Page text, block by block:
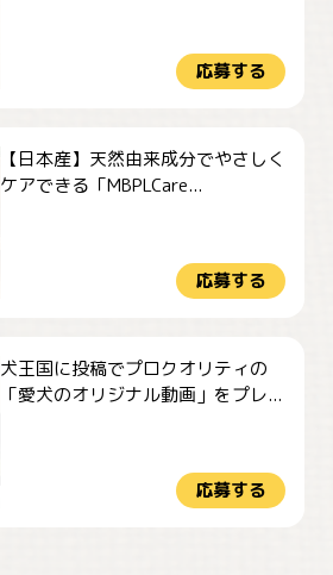
応募する
【日本産】天然由来成分でやさしく
ケアできる「MBPLCare...
応募する
犬王国に投稿でプロクオリティの
「愛犬のオリジナル動画」をプレ...
応募する